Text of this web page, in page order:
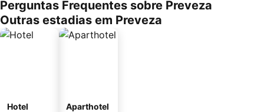
Perguntas Frequentes sobre Preveza
Outras estadias em Preveza
Hotel Aparthotel